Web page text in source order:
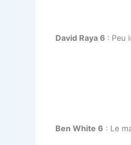
David Raya 6 : Peu
Ben White 6 : Le